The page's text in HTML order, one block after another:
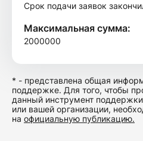
Срок подачи заявок
Максимальная сумма:
2000000
* - представлена общая
поддержке. Для того, чтобы
данный инструмент
или вашей организации,
на официальную публикацию.